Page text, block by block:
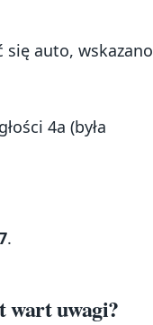
się auto, wskazano
4a (była
.
wart uwagi?